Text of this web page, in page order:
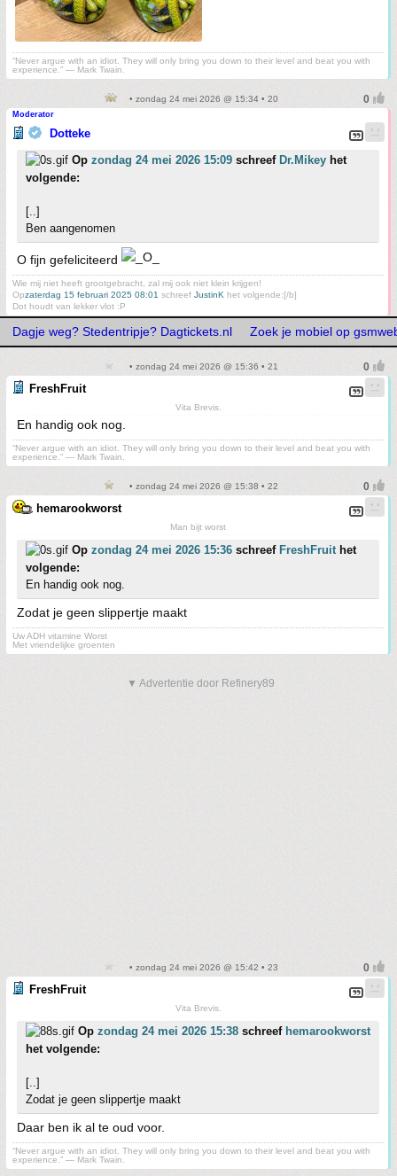
“Never argue with an idiot. They will only bring you down to their level and beat you with
experience.” ― Mark Twain.
• zondag 24 mei 2026 @ 15:34 • 20
Moderator
Dotteke
Op zondag 24 mei 2026 15:09 schreef Dr.Mikey het
volgende:
[..]
Ben aangenomen
O fijn gefeliciteerd
Wie mij niet heeft grootgebracht, zal mij ook niet klein krijgen!
Opzaterdag 15 februari 2025 08:01 schreef JustinK het volgende:[/b]
Dot houdt van lekker vlot :P
Dagje weg? Stedentripje? Dagtickets.nl Zoek je mobiel op
• zondag 24 mei 2026 @ 15:36 • 21
FreshFruit
Vita Brevis.
En handig ook nog.
“Never argue with an idiot. They will only bring you down to their level and beat you with
experience.” ― Mark Twain.
• zondag 24 mei 2026 @ 15:38 • 22
hemarookworst
Man bijt worst
Op zondag 24 mei 2026 15:36 schreef FreshFruit het
volgende:
En handig ook nog.
Zodat je geen slippertje maakt
Uw ADH vitamine Worst
Met vriendelijke groenten
▼ Advertentie door Refinery89
• zondag 24 mei 2026 @ 15:42 • 23
FreshFruit
Vita Brevis.
Op zondag 24 mei 2026 15:38 schreef hemarookworst
het volgende:
[..]
Zodat je geen slippertje maakt
Daar ben ik al te oud voor.
“Never argue with an idiot. They will only bring you down to their level and beat you with
experience.” ― Mark Twain.